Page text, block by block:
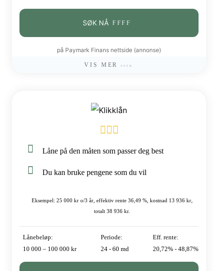
SØK NÅ
på Paymark Finans nettside (annonse)
VIS MER
Låne på den måten som passer deg best
Du kan bruke pengene som du vil
Eksempel: 25 000 kr o/3 år, effektiv rente 36,49 %, kostnad 13 936 kr,
totalt 38 936 kr.
Lånebeløp:
10 000 – 100 000 kr
Periode:
24 - 60 md
Eff. rente:
20,72% - 48,87%